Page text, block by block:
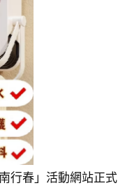
行春」活動網站正式